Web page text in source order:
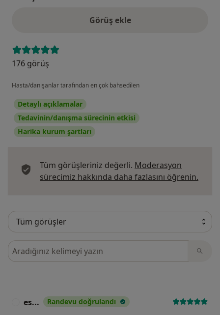
Görüş ekle
176 görüş
Hasta/danışanlar tarafından en çok bahsedilen
Detaylı açıklamalar
Tedavinin/danışma sürecinin etkisi
Harika kurum şartları
Tüm görüşleriniz değerli. Moderasyon
sürecimiz hakkında daha fazlasını öğrenin.
Görüşler içerisinde ara
es... Randevu doğrulandı